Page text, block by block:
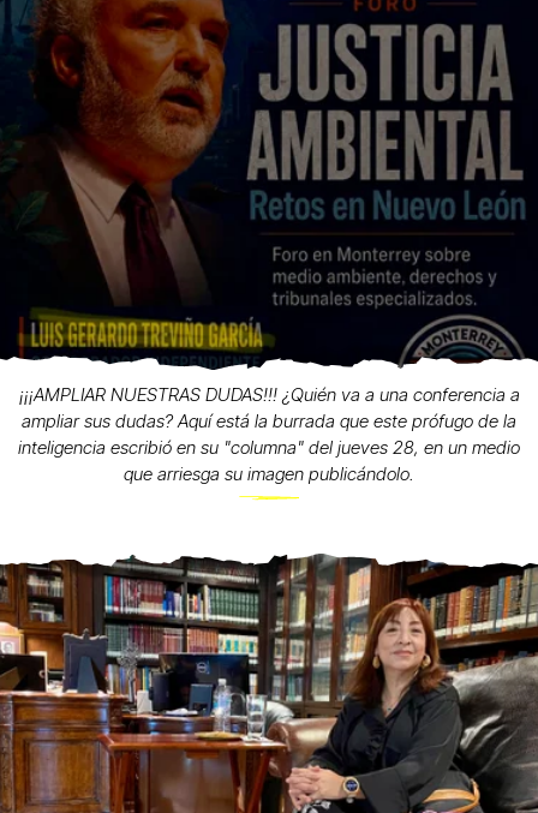
¡¡¡AMPLIAR NUESTRAS DUDAS!!! ¿Quién va a una conferencia a
ampliar sus dudas? Aquí está la burrada que este prófugo de la
inteligencia escribió en su "columna" del jueves 28, en un medio
que arriesga su imagen publicándolo.